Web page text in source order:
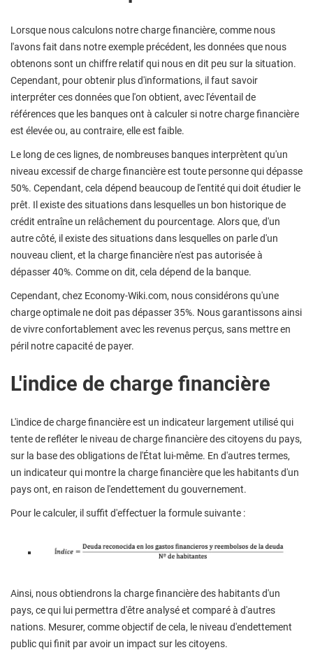
Lorsque nous calculons notre charge financière, comme nous
l'avons fait dans notre exemple précédent, les données que nous
obtenons sont un chiffre relatif qui nous en dit peu sur la situation.
Cependant, pour obtenir plus d'informations, il faut savoir
interpréter ces données que l'on obtient, avec l'éventail de
références que les banques ont à calculer si notre charge financière
est élevée ou, au contraire, elle est faible.
Le long de ces lignes, de nombreuses banques interprètent qu'un
niveau excessif de charge financière est toute personne qui dépasse
50%. Cependant, cela dépend beaucoup de l'entité qui doit étudier le
prêt. Il existe des situations dans lesquelles un bon historique de
crédit entraîne un relâchement du pourcentage. Alors que, d'un
autre côté, il existe des situations dans lesquelles on parle d'un
nouveau client, et la charge financière n'est pas autorisée à
dépasser 40%. Comme on dit, cela dépend de la banque.
Cependant, chez Economy-Wiki.com, nous considérons qu'une
charge optimale ne doit pas dépasser 35%. Nous garantissons ainsi
de vivre confortablement avec les revenus perçus, sans mettre en
péril notre capacité de payer.
L'indice de charge financière
L'indice de charge financière est un indicateur largement utilisé qui
tente de refléter le niveau de charge financière des citoyens du pays,
sur la base des obligations de l'État lui-même. En d'autres termes,
un indicateur qui montre la charge financière que les habitants d'un
pays ont, en raison de l'endettement du gouvernement.
Pour le calculer, il suffit d'effectuer la formule suivante :
Ainsi, nous obtiendrons la charge financière des habitants d'un
pays, ce qui lui permettra d'être analysé et comparé à d'autres
nations. Mesurer, comme objectif de cela, le niveau d'endettement
public qui finit par avoir un impact sur les citoyens.